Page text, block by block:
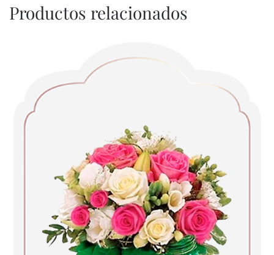
Productos relacionados